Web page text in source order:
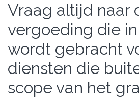
Vraag altijd naar
vergoeding die
wordt gebracht
diensten die
scope van het